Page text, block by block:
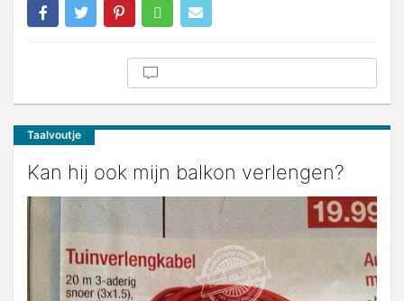
Taalvoutje
Kan hij ook mijn balkon verlengen?